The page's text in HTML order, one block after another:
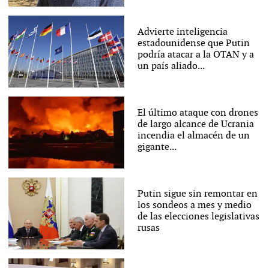
Advierte inteligencia
estadounidense que Putin
podría atacar a la OTAN y a
un país aliado...
El último ataque con drones
de largo alcance de Ucrania
incendia el almacén de un
gigante...
Putin sigue sin remontar en
los sondeos a mes y medio
de las elecciones legislativas
rusas